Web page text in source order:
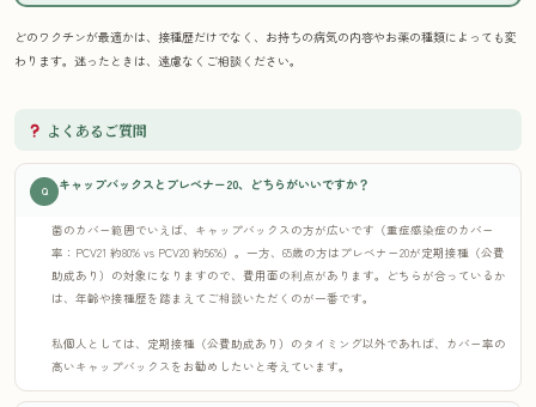
どのワクチンが最適かは、接種歴だけでなく、お持ちの病気の内容やお薬の種類によっても変
わります。迷ったときは、遠慮なくご相談ください。
よくあるご質問
Q キャップバックスとプレベナー20、どちらがいいですか？
菌のカバー範囲でいえば、キャップバックスの方が広いです（重症感染症のカバー
率：PCV21 約80% vs PCV20 約56%）。一方、65歳の方はプレベナー20が定期接種（公費
助成あり）の対象になりますので、費用面の利点があります。どちらが合っているか
は、年齢や接種歴を踏まえてご相談いただくのが一番です。
私個人としては、定期接種（公費助成あり）のタイミング以外であれば、カバー率の
高いキャップバックスをお勧めしたいと考えています。